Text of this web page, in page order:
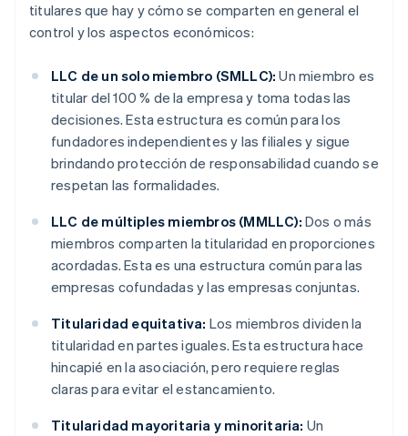
titulares que hay y cómo se comparten en general el
control y los aspectos económicos:
LLC de un solo miembro (SMLLC): Un miembro es
titular del 100 % de la empresa y toma todas las
decisiones. Esta estructura es común para los
fundadores independientes y las filiales y sigue
brindando protección de responsabilidad cuando se
respetan las formalidades.
LLC de múltiples miembros (MMLLC): Dos o más
miembros comparten la titularidad en proporciones
acordadas. Esta es una estructura común para las
empresas cofundadas y las empresas conjuntas.
Titularidad equitativa: Los miembros dividen la
titularidad en partes iguales. Esta estructura hace
hincapié en la asociación, pero requiere reglas
claras para evitar el estancamiento.
Titularidad mayoritaria y minoritaria: Un